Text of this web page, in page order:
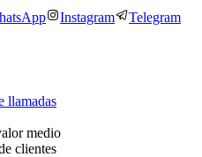
Instagram Telegram
llamadas
medio
clientes